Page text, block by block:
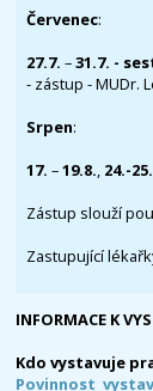
Červenec:
27.7. –31.7. -
- zástup - MUDr.
Srpen:
17. –19.8., 24.-
Zástup slouží
Zastupující
INFORMACE K
Kdo vystavuje
Povinnost